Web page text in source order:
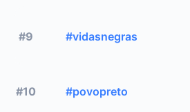
#9 #vidasnegras
#10 #povopreto